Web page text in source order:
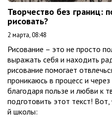
Творчество без границ:
рисовать?
2 марта, 08:48
Рисование – это не просто
выражать себя и находить
рисование помогает
проникаюсь в процесс и
благодаря пользе и любви к
подготовить этот текст!
й школы: